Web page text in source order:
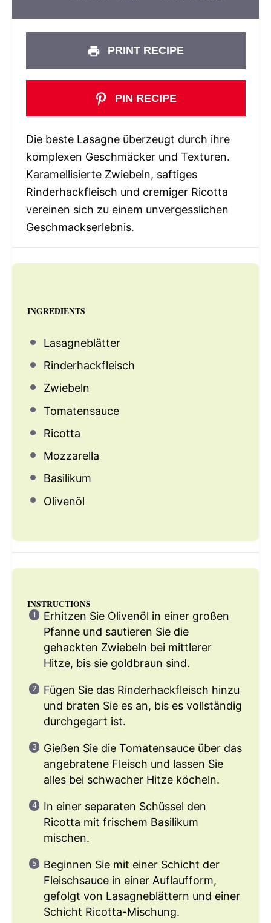
PRINT RECIPE
PIN RECIPE
Die beste Lasagne überzeugt durch ihre
komplexen Geschmäcker und Texturen.
Karamellisierte Zwiebeln, saftiges
Rinderhackfleisch und cremiger Ricotta
vereinen sich zu einem unvergesslichen
Geschmackserlebnis.
INGREDIENTS
Lasagneblätter
Rinderhackfleisch
Zwiebeln
Tomatensauce
Ricotta
Mozzarella
Basilikum
Olivenöl
INSTRUCTIONS
Erhitzen Sie Olivenöl in einer großen
Pfanne und sautieren Sie die
gehackten Zwiebeln bei mittlerer
Hitze, bis sie goldbraun sind.
Fügen Sie das Rinderhackfleisch hinzu
und braten Sie es an, bis es vollständig
durchgegart ist.
Gießen Sie die Tomatensauce über das
angebratene Fleisch und lassen Sie
alles bei schwacher Hitze köcheln.
In einer separaten Schüssel den
Ricotta mit frischem Basilikum
mischen.
Beginnen Sie mit einer Schicht der
Fleischsauce in einer Auflaufform,
gefolgt von Lasagneblättern und einer
Schicht Ricotta-Mischung.